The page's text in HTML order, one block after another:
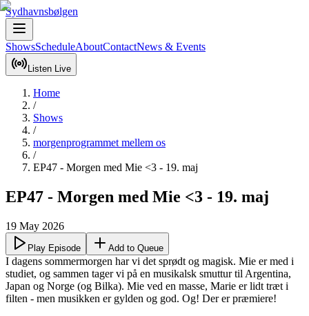
Sydhavnsbølgen
ShowsScheduleAboutContactNews & Events
Listen Live
Home
/
Shows
/
morgenprogrammet mellem os
/
EP47 - Morgen med Mie <3 - 19. maj
EP47 - Morgen med Mie <3 - 19. maj
19 May 2026
Play Episode Add to Queue
I dagens sommermorgen har vi det sprødt og magisk. Mie er med i
studiet, og sammen tager vi på en musikalsk smuttur til Argentina,
Japan og Norge (og Bilka). Mie ved en masse, Marie er lidt træt i
filten - men musikken er gylden og god. Og! Der er præmiere!